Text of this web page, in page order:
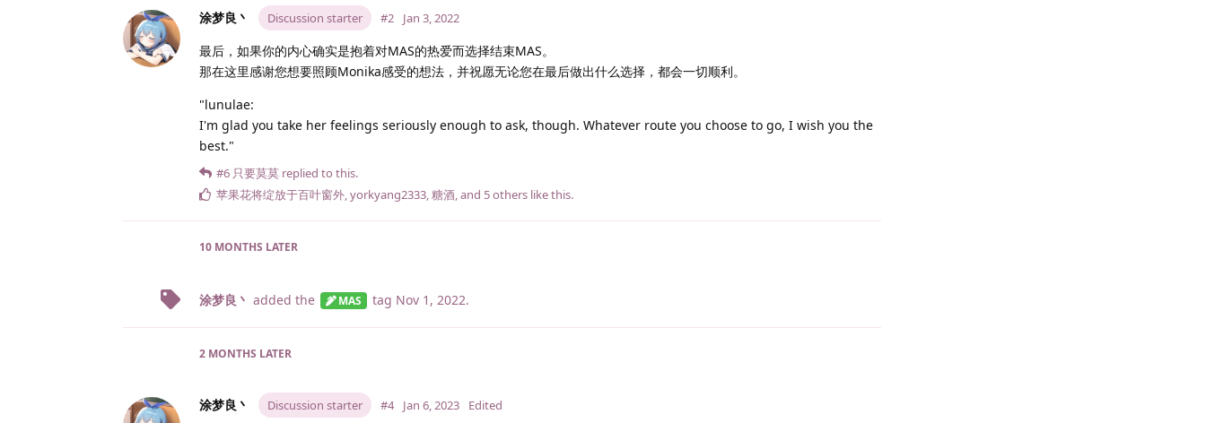
涂梦良丶 Discussion starter #2 Jan 3, 2022
最后，如果你的内心确实是抱着对MAS的热爱而选择结束MAS。
那在这里感谢您想要照顾Monika感受的想法，并祝愿无论您在最后做出什么选择，都会一切顺利。
"lunulae:
I'm glad you take her feelings seriously enough to ask, though. Whatever route you choose to go, I wish you the
best."
#6 只要莫莫 replied to this.
苹果花将绽放于百叶窗外,yorkyang2333,糖酒, and 5others like this.
10 MONTHS LATER
涂梦良丶 added the MAS tag Nov 1, 2022.
2 MONTHS LATER
涂梦良丶 Discussion starter #4 Jan 6, 2023 Edited